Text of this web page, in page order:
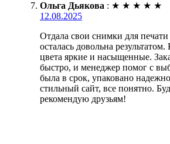
Ольга Дьякова : ★ ★ ★ ★ ★
12.08.2025
Отдала свои снимки для печати
осталась довольна
цвета яркие и насыщенные.
быстро, и менеджер помог с
была в срок, упаковано
стильный сайт, все понятно.
рекомендую друзьям!